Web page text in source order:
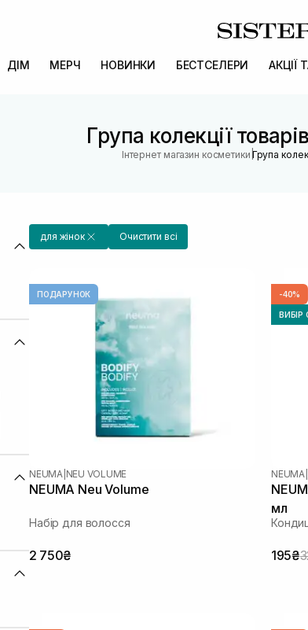
ДІМ МЕРЧ НОВИНКИ БЕСТСЕЛЕРИ АКЦІЇ
Група колекції
Інтернет магазин косметики |Група
для жінок Очистити всі
ПОДАРУНОК
NEUMA NEU VOLUME
NEUMA Neu Volume
Набір для волосся
2 750₴
-40%
ВИБІР
NEUMA
мл
195₴